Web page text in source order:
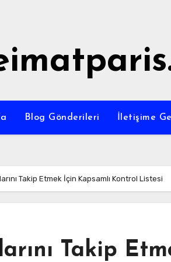
Blog Gönderileri İletişime
Takip Etmek İçin Kapsamlı Kontrol Listesi
Takip